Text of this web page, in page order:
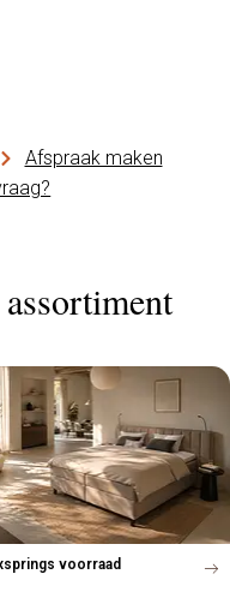
Afspraak maken
voorraad